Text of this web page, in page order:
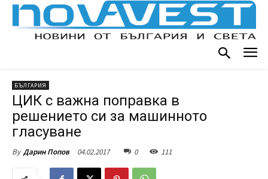
БЪЛГАРИЯ
ЦИК с важна поправка в
решението си за машинното
гласуване
By Дарин Попов 04.02.2017 0 111